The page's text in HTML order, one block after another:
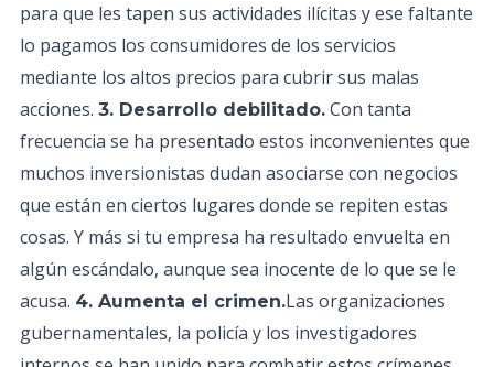
para que les tapen sus actividades ilícitas y ese faltante
lo pagamos los consumidores de los servicios
mediante los altos precios para cubrir sus malas
acciones. 3. Desarrollo debilitado. Con tanta
frecuencia se ha presentado estos inconvenientes que
muchos inversionistas dudan asociarse con negocios
que están en ciertos lugares donde se repiten estas
cosas. Y más si tu empresa ha resultado envuelta en
algún escándalo, aunque sea inocente de lo que se le
acusa. 4. Aumenta el crimen.Las organizaciones
gubernamentales, la policía y los investigadores